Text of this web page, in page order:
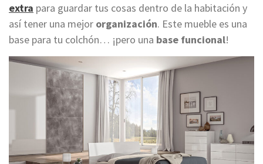
extra para guardar tus cosas dentro de la habitación y
así tener una mejor organización. Este mueble es una
base para tu colchón… ¡pero una base funcional!